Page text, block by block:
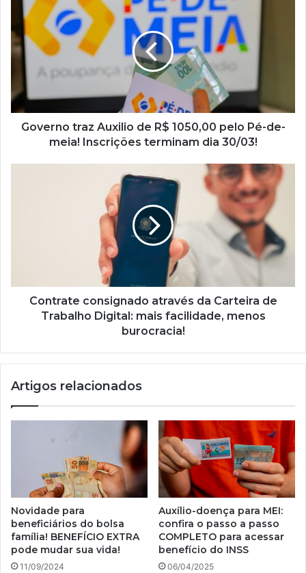
traz
Auxilio
de
R$
1050,00
pelo
Pé-
de-
meia!
Inscrições
Governo traz Auxilio de R$ 1050,00 pelo Pé-de-
meia! Inscrições terminam dia 30/03!
mais
facilidade,
Contrate consignado através da Carteira de
Trabalho Digital: mais facilidade, menos
burocracia!
Artigos relacionados
Novidade para
beneficiários do bolsa
família! BENEFÍCIO EXTRA
pode mudar sua vida!
11/09/2024
Auxílio-doença para MEI:
confira o passo a passo
COMPLETO para acessar
benefício do INSS
06/04/2025